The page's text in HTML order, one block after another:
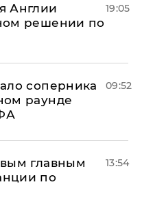
Англии
решении по
19:05
соперника
раунде
09:52
главным
по
13:54